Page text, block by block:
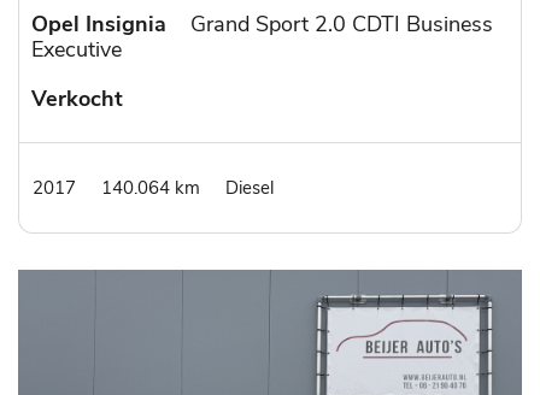
Opel Insignia
Grand Sport 2.0 CDTI Business
Executive
Verkocht
2017 140.064 km Diesel